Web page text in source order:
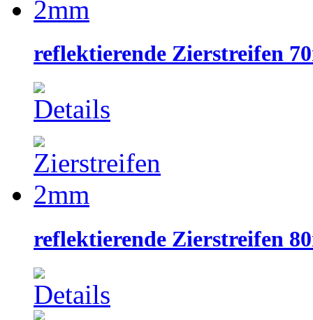
reflektierende Zierstreifen
reflektierende Zierstreifen